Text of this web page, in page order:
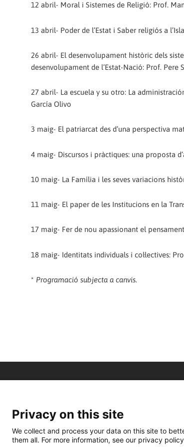
12 abril- Moral i Sistemes de Religió: Prof.
13 abril- Poder de l’Estat i Saber religiós a
26 abril- El desenvolupament històric dels
desenvolupament de l’Estat-Nació: Prof. Pere
27 abril- La escuela y su otro: La
García Olivo
3 maig- El patriarcat des d’una perspectiva
4 maig- Discursos i pràctiques: una proposta
10 maig- La Família i les seves variacions
11 maig- El paper de les Institucions en la
17 maig- Fer de nou apassionant el
18 maig- Identitats individuals i col·lectives:
* Programació subjecta a canvis.
Privacy on this site
We collect and process your data on this site to
them all. For more information, see our privacy